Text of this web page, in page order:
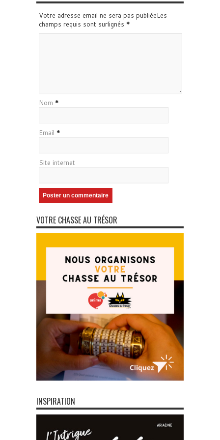
Votre adresse email ne sera pas publiéeLes
champs requis sont surlignés *
Nom *
Email *
Site internet
VOTRE CHASSE AU TRÉSOR
INSPIRATION